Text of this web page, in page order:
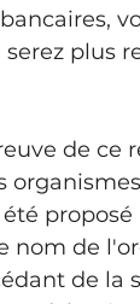
plus
de ce
proposé
nom de
de la